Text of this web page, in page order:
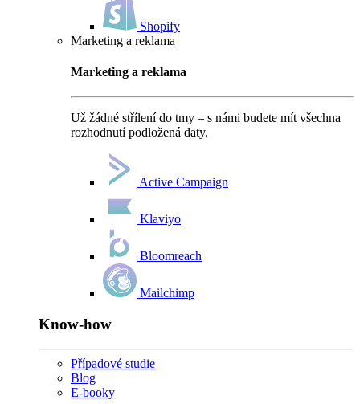
Shopify
Marketing a reklama
Marketing a reklama
Už žádné střílení do tmy – s námi budete mít všechna
rozhodnutí podložená daty.
Active Campaign
Klaviyo
Bloomreach
Mailchimp
Know-how
Případové studie
Blog
E-booky